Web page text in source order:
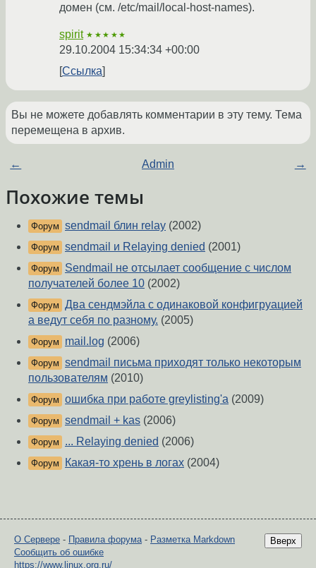
домен (см. /etc/mail/local-host-names).
spirit ★★★★★
29.10.2004 15:34:34 +00:00
Ссылка
Вы не можете добавлять комментарии в эту тему. Тема
перемещена в архив.
← Admin →
Похожие темы
Форум sendmail блин relay (2002)
Форум sendmail и Relaying denied (2001)
Форум
Sendmail не отсылает сообщение с числом
получателей более 10 (2002)
Форум Два сендмэйла с одинаковой конфигруацией
а ведут себя по разному. (2005)
Форум mail.log (2006)
Форум sendmail письма приходят только некоторым
пользователям (2010)
Форум ошибка при работе greylisting'a (2009)
Форум sendmail + kas (2006)
Форум ... Relaying denied (2006)
Форум Какая-то хрень в логах (2004)
Вверх
О Сервере - Правила форума- Разметка Markdown
Сообщить об ошибке
https://www.linux.org.ru/